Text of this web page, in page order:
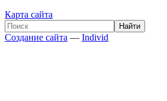
Карта сайта
Создание сайта — Individ